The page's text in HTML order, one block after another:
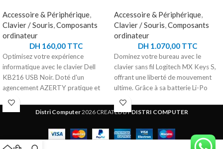
Accessoire & Périphérique
Clavier / Souris Composants
ordinateur
DH 160,00TTC
Optimisez votre expérience
informatique avec le clavier Dell
KB216 USB Noir. Doté d'un
agencement AZERTY pratique et
d'un clavier numérique intégré, ce
clavier avec fil vous offre une saisie
s'intègre parfaitement à n'importe
quel environnement de travail.
Accessoire & Périphérique
Clavier / Souris Composants
ordinateur
DH 1.070,00TTC
Dominez votre bureau avec le
clavier sans fil Logitech MX Keys S,
offrant une liberté de mouvement
ultime. Grâce à sa batterie Li-Po
intégrée, profitez de jusqu'à 10 jours
d'autonomie ou jusqu'à 5 mois en
technologie Bluetooth Low Energy
ou le récepteur USB Logi Bolt assure
Distri Computer2026 CREATED BYDISTRI COMPUTER